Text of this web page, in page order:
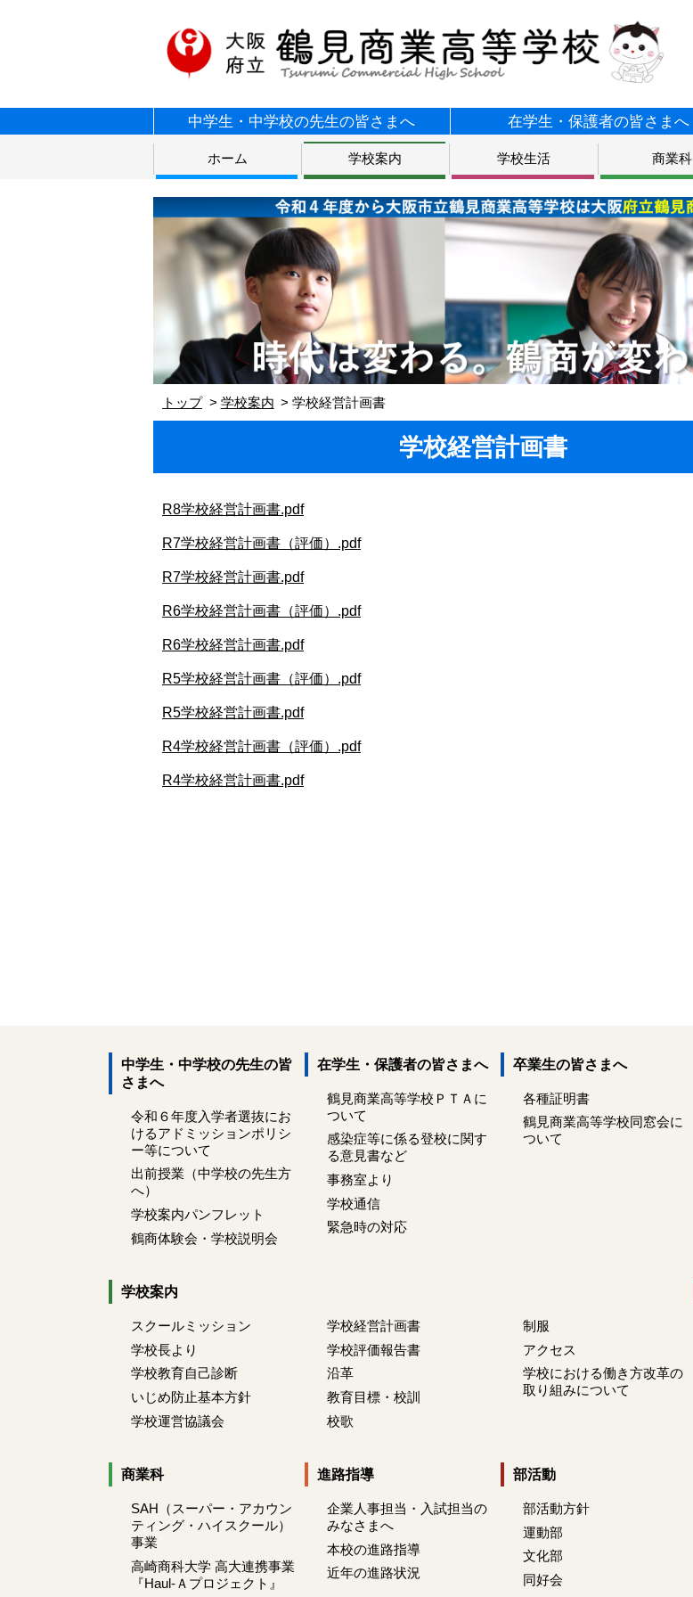
中学生・中学校の先生の皆さまへ 在学生・保護者の皆さまへ
ホーム 学校案内 学校生活 商業科
トップ 学校案内 学校経営計画書
学校経営計画書
R8学校経営計画書.pdf
R7学校経営計画書（評価）.pdf
R7学校経営計画書.pdf
R6学校経営計画書（評価）.pdf
R6学校経営計画書.pdf
R5学校経営計画書（評価）.pdf
R5学校経営計画書.pdf
R4学校経営計画書（評価）.pdf
R4学校経営計画書.pdf
中学生・中学校の先生の皆
さまへ
令和６年度入学者選抜にお
けるアドミッションポリシ
ー等について
出前授業（中学校の先生方
へ）
学校案内パンフレット
鶴商体験会・学校説明会
在学生・保護者の皆さまへ
鶴見商業高等学校ＰＴＡに
ついて
感染症等に係る登校に関す
る意見書など
事務室より
学校通信
緊急時の対応
卒業生の皆さまへ
各種証明書
鶴見商業高等学校同窓会に
ついて
学校案内
スクールミッション
学校長より
学校教育自己診断
いじめ防止基本方針
学校運営協議会
学校経営計画書
学校評価報告書
沿革
教育目標・校訓
校歌
制服
アクセス
学校における働き方改革の
取り組みについて
商業科
SAH（スーパー・アカウン
ティング・ハイスクール）
事業
高崎商科大学 高大連携事業
『Haul-Ａプロジェクト』
進路指導
企業人事担当・入試担当の
みなさまへ
本校の進路指導
近年の進路状況
部活動
部活動方針
運動部
文化部
同好会